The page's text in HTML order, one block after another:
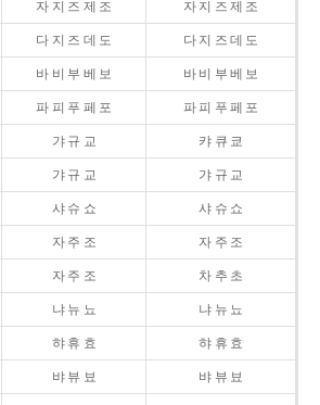
자 지 즈 제 조 자 지 즈 제 조
다 지 즈 데 도 다 지 즈 데 도
바 비 부 베 보 바 비 부 베 보
파 피 푸 페 포 파 피 푸 페 포
갸 규 교 캬 큐 쿄
갸 규 교 갸 규 교
샤 슈 쇼 샤 슈 쇼
자 주 조 자 주 조
자 주 조 차 추 초
냐 뉴 뇨 냐 뉴 뇨
햐 휴 효 햐 휴 효
뱌 뷰 뵤 뱌 뷰 뵤